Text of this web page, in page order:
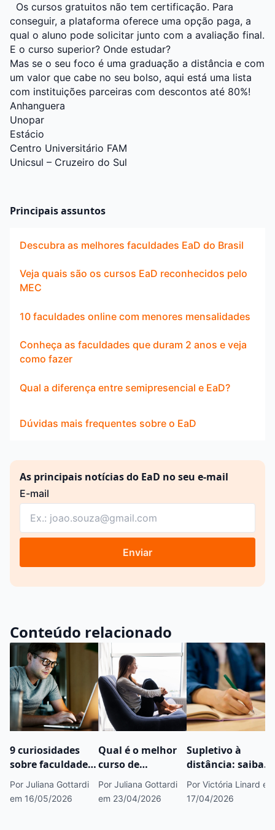
Os cursos gratuitos não tem certificação. Para
conseguir, a plataforma oferece uma opção paga, a
qual o aluno pode solicitar junto com a avaliação final.
E o curso superior? Onde estudar?
Mas se o seu foco é uma graduação a distância e com
um valor que cabe no seu bolso, aqui está uma lista
com instituições parceiras com descontos até 80%!
Anhanguera
Unopar
Estácio
Centro Universitário FAM
Unicsul – Cruzeiro do Sul
Principais assuntos
Descubra as melhores faculdades EaD do Brasil
Veja quais são os cursos EaD reconhecidos pelo
MEC
10 faculdades online com menores mensalidades
Conheça as faculdades que duram 2 anos e veja
como fazer
Qual a diferença entre semipresencial e EaD?
Dúvidas mais frequentes sobre o EaD
As principais notícias do EaD no seu e-mail
E-mail
Enviar
Conteúdo relacionado
9 curiosidades
sobre faculdade
EAD que você
provavelmente
não sabia
Por Juliana Gottardi
em 16/05/2026
Qual é o melhor
curso de
Psicanálise EaD?
Entenda critérios
e opções antes de
Por Juliana Gottardi
em 23/04/2026
Supletivo à
distância: saiba
diferenças e como
funciona
Por Victória Linard em
17/04/2026